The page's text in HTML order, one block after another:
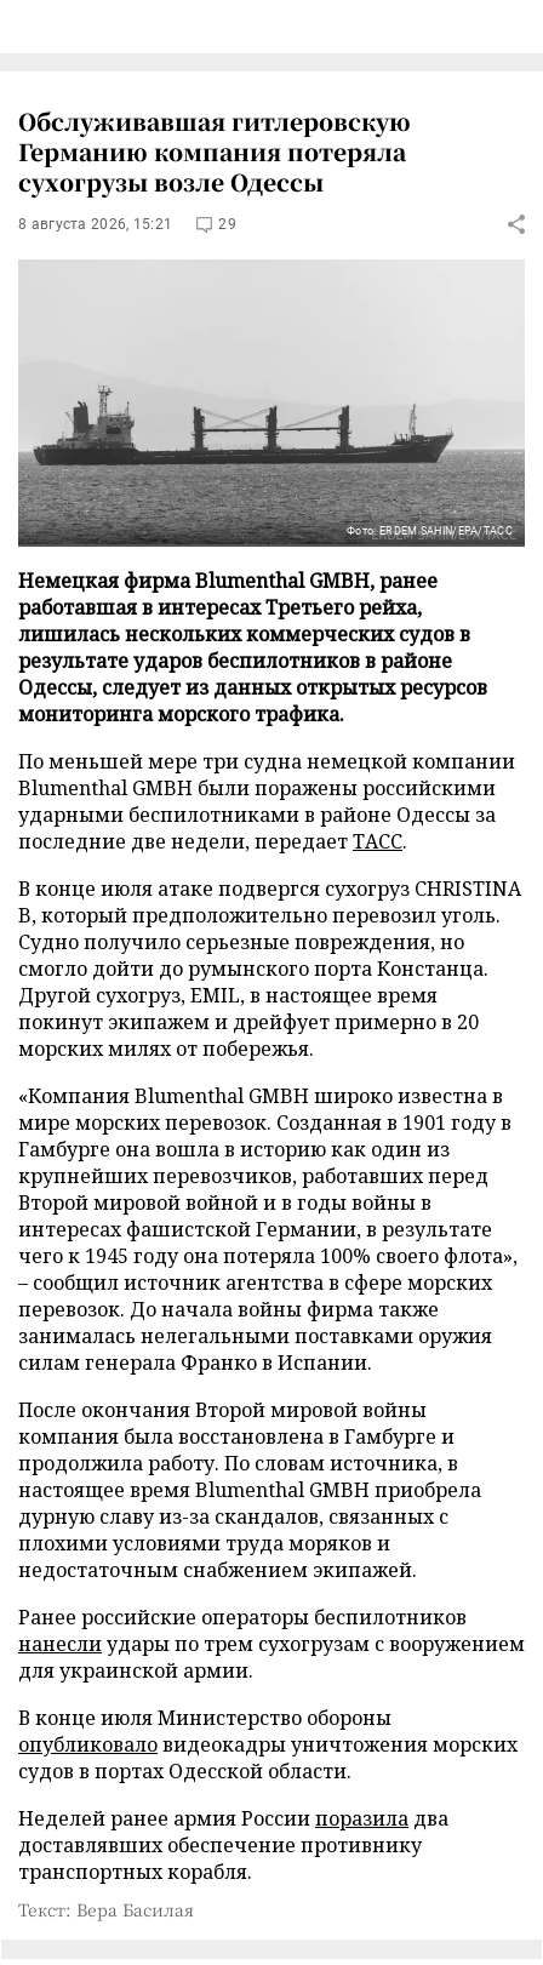
Обслуживавшая гитлеровскую
Германию компания потеряла
сухогрузы возле Одессы
8 августа 2026, 15:21 29
Фото: ERDEM SAHIN/EPA/ТАСС
Немецкая фирма Blumenthal GMBH, ранее
работавшая в интересах Третьего рейха,
лишилась нескольких коммерческих судов в
результате ударов беспилотников в районе
Одессы, следует из данных открытых ресурсов
мониторинга морского трафика.
По меньшей мере три судна немецкой компании
Blumenthal GMBH были поражены российскими
ударными беспилотниками в районе Одессы за
последние две недели, передаетТАСС.
В конце июля атаке подвергся сухогруз CHRISTINA
B, который предположительно перевозил уголь.
Судно получило серьезные повреждения, но
смогло дойти до румынского порта Констанца.
Другой сухогруз, EMIL, в настоящее время
покинут экипажем и дрейфует примерно в 20
морских милях от побережья.
«Компания Blumenthal GMBH широко известна в
мире морских перевозок. Созданная в 1901 году в
Гамбурге она вошла в историю как один из
крупнейших перевозчиков, работавших перед
Второй мировой войной и в годы войны в
интересах фашистской Германии, в результате
чего к 1945 году она потеряла 100% своего флота»,
– сообщил источник агентства в сфере морских
перевозок. До начала войны фирма также
занималась нелегальными поставками оружия
силам генерала Франко в Испании.
После окончания Второй мировой войны
компания была восстановлена в Гамбурге и
продолжила работу. По словам источника, в
настоящее время Blumenthal GMBH приобрела
дурную славу из-за скандалов, связанных с
плохими условиями труда моряков и
недостаточным снабжением экипажей.
Ранее российские операторы беспилотников
нанеслиудары по трем сухогрузам с вооружением
для украинской армии.
В конце июля Министерство обороны
опубликоваловидеокадры уничтожения морских
судов в портах Одесской области.
Неделей ранее армия Россиипоразила два
доставлявших обеспечение противнику
транспортных корабля.
Текст: Вера Басилая